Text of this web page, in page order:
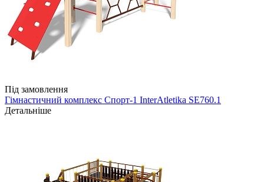
Під замовлення
Гімнастичний комплекс Спорт-1 InterAtletika SE760.1
Детальніше